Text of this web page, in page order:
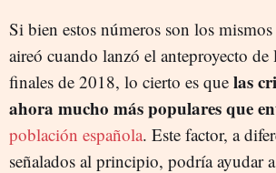
Si bien estos números son los
aireó cuando lanzó el anteproyecto de
finales de 2018, lo cierto es que las
ahora mucho más populares que
población española. Este factor, a
señalados al principio, podría ayudar